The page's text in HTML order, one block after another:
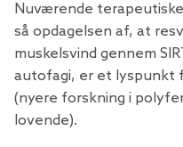
Nuværende
så opdagelsen af, at
muskelsvind gennem
autofagi, er et lyspunkt
(nyere forskning i
lovende).